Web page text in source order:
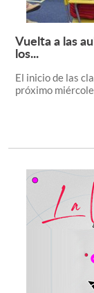
Vuelta a las
los...
El inicio de las
próximo